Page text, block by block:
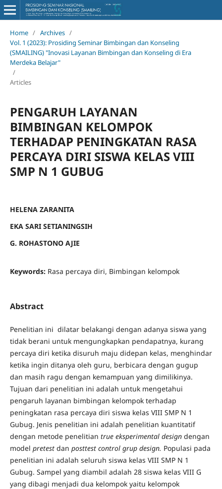
Home / Archives /
Vol. 1 (2023): Prosiding Seminar Bimbingan dan Konseling
(SMAILING) "Inovasi Layanan Bimbingan dan Konseling di Era
Merdeka Belajar"
/
Articles
PENGARUH LAYANAN
BIMBINGAN KELOMPOK
TERHADAP PENINGKATAN RASA
PERCAYA DIRI SISWA KELAS VIII
SMP N 1 GUBUG
HELENA ZARANITA
EKA SARI SETIANINGSIH
G. ROHASTONO AJIE
Keywords: Rasa percaya diri, Bimbingan kelompok
Abstract
Penelitian ini dilatar belakangi dengan adanya siswa yang
tidak berani untuk mengungkapkan pendapatnya, kurang
percaya diri ketika disuruh maju didepan kelas, menghindar
ketika ingin ditanya oleh guru, berbicara dengan gugup
dan masih ragu dengan kemampuan yang dimilikinya.
Tujuan dari penelitian ini adalah untuk mengetahui
pengaruh layanan bimbingan kelompok terhadap
peningkatan rasa percaya diri siswa kelas VIII SMP N 1
Gubug. Jenis penelitian ini adalah penelitian kuantitatif
dengan metode penelitian true eksperimental designdengan
model pretestdan posttest control grup design. Populasi pada
penelitian ini adalah seluruh siswa kelas VIII SMP N 1
Gubug. Sampel yang diambil adalah 28 siswa kelas VIII G
yang dibagi menjadi dua kelompok yaitu kelompok